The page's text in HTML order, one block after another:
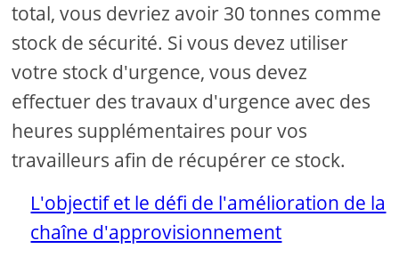
total, vous devriez avoir 30 tonnes comme
stock de sécurité. Si vous devez utiliser
votre stock d'urgence, vous devez
effectuer des travaux d'urgence avec des
heures supplémentaires pour vos
travailleurs afin de récupérer ce stock.
L'objectif et le défi de l'amélioration de la
chaîne d'approvisionnement